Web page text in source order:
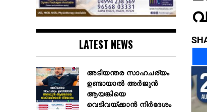
LATEST NEWS
അടിയന്തര സാഹചര്യം
ഉണ്ടായാല്‍ അര്‍ജുന്‍
ആയങ്കിയെ
വെടിവയ്ക്കാന്‍ നിര്‍ദേശം